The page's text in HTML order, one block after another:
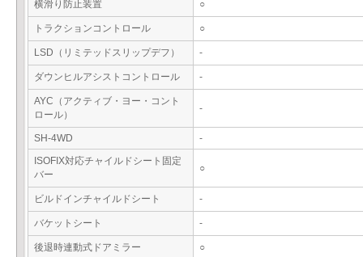
横滑り防止装置 ○
トラクションコントロール ○
LSD（リミテッドスリップデフ） -
ダウンヒルアシストコントロール -
AYC（アクティブ・ヨー・コント
ロール）
-
SH-4WD
-
ISOFIX対応チャイルドシート固定
バー
○
ビルドインチャイルドシート -
バケットシート -
後退時連動式ドアミラー ○